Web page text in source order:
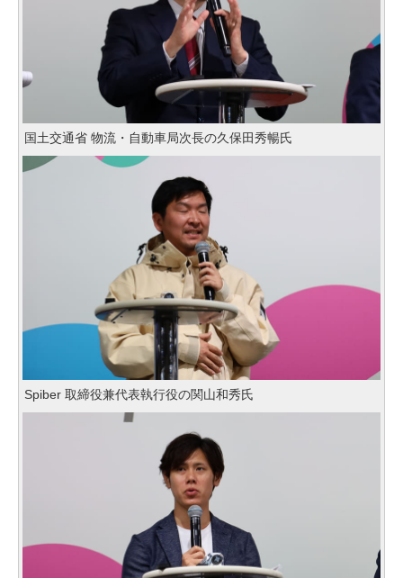
国土交通省 物流・自動車局次長の久保田秀暢氏
Spiber 取締役兼代表執行役の関山和秀氏